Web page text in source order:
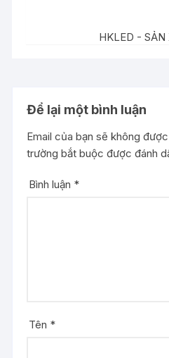
HKLED -
Để lại một bình luận
Email của bạn sẽ không
trường bắt buộc được đánh
Bình luận *
Tên *